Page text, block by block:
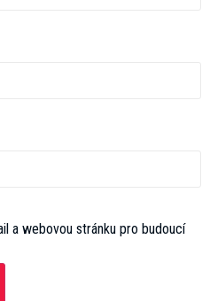
a webovou stránku pro budoucí